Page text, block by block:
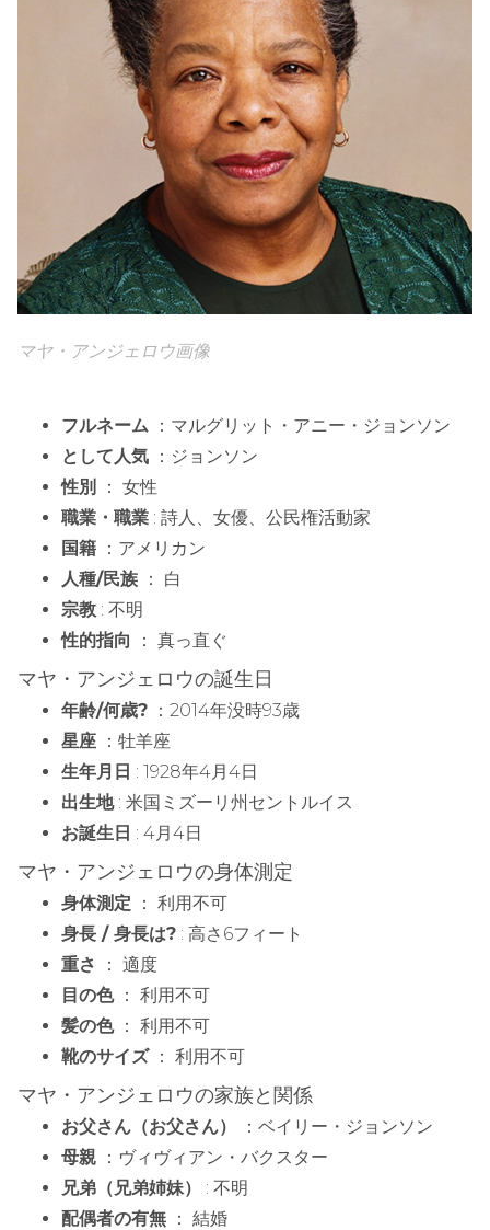
マヤ・アンジェロウ画像
フルネーム ：マルグリット・アニー・ジョンソン
として人気 ：ジョンソン
性別
： 女性
職業・職業 : 詩人、女優、公民権活動家
国籍 ：アメリカン
人種/民族 ： 白
宗教 : 不明
性的指向
： 真っ直ぐ
マヤ・アンジェロウの誕生日
年齢/何歳? ：2014年没時93歳
星座 ：牡羊座
生年月日 : 1928年4月4日
出生地: 米国ミズーリ州セントルイス
お誕生日 : 4月4日
マヤ・アンジェロウの身体測定
身体測定 ： 利用不可
身長 / 身長は? : 高さ6フィート
重さ
： 適度
目の色： 利用不可
髪の色： 利用不可
靴のサイズ： 利用不可
マヤ・アンジェロウの家族と関係
お父さん（お父さん）
：ベイリー・ジョンソン
母親 ：ヴィヴィアン・バクスター
兄弟（兄弟姉妹）
: 不明
配偶者の有無 ： 結婚